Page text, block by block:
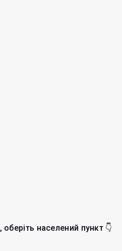
, оберіть населений пункт 👇